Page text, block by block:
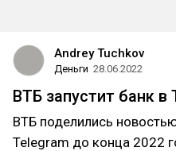
Andrey Tuchkov
Деньги 28.06.2022
ВТБ запустит банк в
ВТБ поделились
Telegram до конца 2022